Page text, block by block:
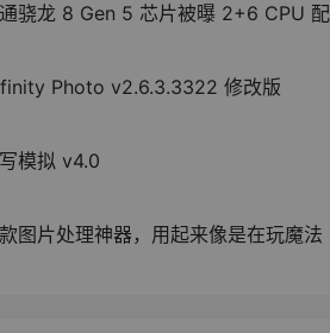
骁龙 8 Gen 5 芯片被曝 2+6 CPU
Photo v2.6.3.3322 修改版
模拟 v4.0
图片处理神器，用起来像是在玩魔法